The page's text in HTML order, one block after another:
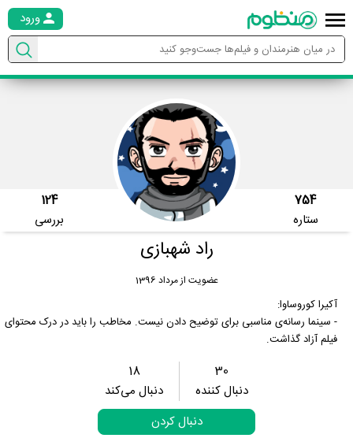
ورود
754
ستاره
124
بررسی
راد شهبازی
عضویت از مرداد 1396
آکیرا کوروساوا:
- سینما رسانه‌ی مناسبی برای توضیح دادن نیست. مخاطب را باید در درک محتوای
فیلم آزاد گذاشت.
30
دنبال کننده
18
دنبال می‌کند
دنبال کردن